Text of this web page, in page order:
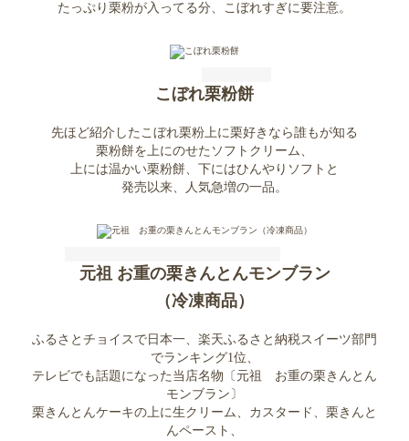
たっぷり栗粉が入ってる分、こぼれすぎに要注意。
こぼれ栗粉餅
先ほど紹介したこぼれ栗粉上に栗好きなら誰もが知る
栗粉餅を上にのせたソフトクリーム、
上には温かい栗粉餅、下にはひんやりソフトと
発売以来、人気急増の一品。
元祖 お重の栗きんとんモンブラン
（冷凍商品）
ふるさとチョイスで日本一、楽天ふるさと納税スイーツ部門
でランキング1位、
テレビでも話題になった当店名物〔元祖 お重の栗きんとん
モンブラン〕
栗きんとんケーキの上に生クリーム、カスタード、栗きんと
んペースト、